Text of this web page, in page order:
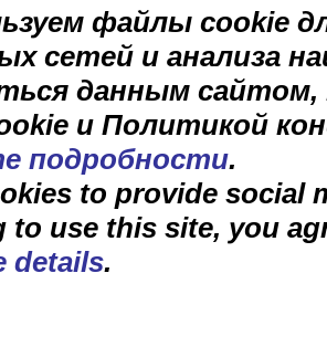
файлы cookie
сетей и анализа
данным
и Политикой
подробности.
to provide social
use this site, you
details.